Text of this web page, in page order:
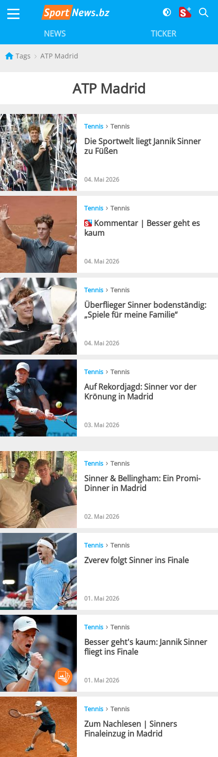
NEWS TICKER
Tags ATP Madrid
ATP Madrid
Tennis › Tennis
Die Sportwelt liegt Jannik Sinner
zu Füßen
04. Mai 2026
Tennis › Tennis
Kommentar | Besser geht es
kaum
04. Mai 2026
Tennis › Tennis
Überflieger Sinner bodenständig:
„Spiele für meine Familie“
04. Mai 2026
Tennis › Tennis
Auf Rekordjagd: Sinner vor der
Krönung in Madrid
03. Mai 2026
Tennis › Tennis
Sinner & Bellingham: Ein Promi-
Dinner in Madrid
02. Mai 2026
Tennis › Tennis
Zverev folgt Sinner ins Finale
01. Mai 2026
Tennis › Tennis
Besser geht's kaum: Jannik Sinner
fliegt ins Finale
01. Mai 2026
Tennis › Tennis
Zum Nachlesen | Sinners
Finaleinzug in Madrid